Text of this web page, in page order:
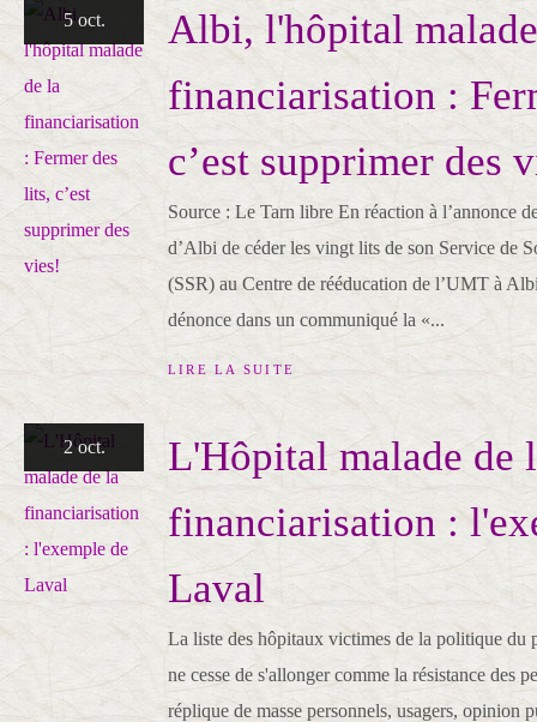
5 oct.
Albi, l'hôpital
financiarisation :
c’est supprimer des
Source : Le Tarn libre En réaction à l’annonce
d’Albi de céder les vingt lits de son Service de
(SSR) au Centre de rééducation de l’UMT à
dénonce dans un communiqué la «...
LIRE LA SUITE
2 oct.
L'Hôpital malade de
financiarisation :
Laval
La liste des hôpitaux victimes de la politique du
ne cesse de s'allonger comme la résistance des
réplique de masse personnels, usagers, opinion